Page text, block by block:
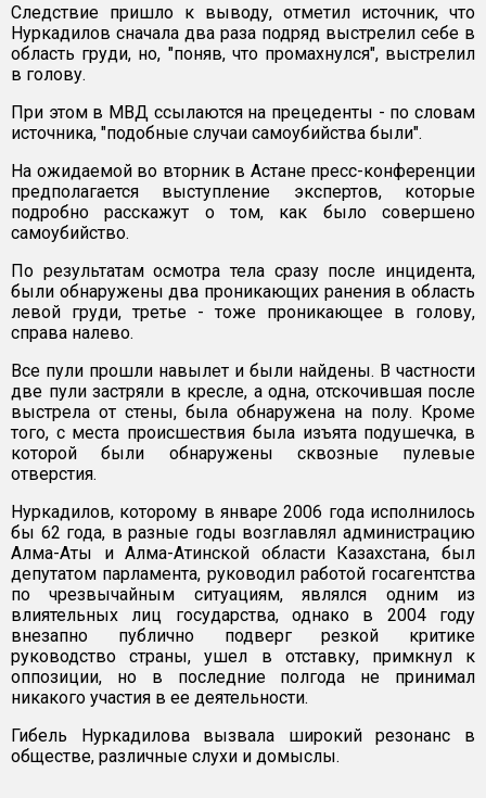
Следствие пришло к выводу, отметил источник, что
Нуркадилов сначала два раза подряд выстрелил себе в
область груди, но, "поняв, что промахнулся", выстрелил
в голову.
При этом в МВД ссылаются на прецеденты - по словам
источника, "подобные случаи самоубийства были".
На ожидаемой во вторник в Астане пресс-конференции
предполагается выступление экспертов, которые
подробно расскажут о том, как было совершено
самоубийство.
По результатам осмотра тела сразу после инцидента,
были обнаружены два проникающих ранения в область
левой груди, третье - тоже проникающее в голову,
справа налево.
Все пули прошли навылет и были найдены. В частности
две пули застряли в кресле, а одна, отскочившая после
выстрела от стены, была обнаружена на полу. Кроме
того, с места происшествия была изъята подушечка, в
которой были обнаружены сквозные пулевые
отверстия.
Нуркадилов, которому в январе 2006 года исполнилось
бы 62 года, в разные годы возглавлял администрацию
Алма-Аты и Алма-Атинской области Казахстана, был
депутатом парламента, руководил работой госагентства
по чрезвычайным ситуациям, являлся одним из
влиятельных лиц государства, однако в 2004 году
внезапно публично подверг резкой критике
руководство страны, ушел в отставку, примкнул к
оппозиции, но в последние полгода не принимал
никакого участия в ее деятельности.
Гибель Нуркадилова вызвала широкий резонанс в
обществе, различные слухи и домыслы.